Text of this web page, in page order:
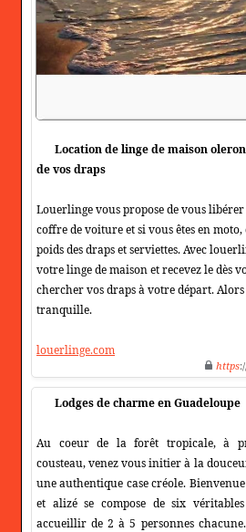
Location de linge de maison
de vos draps
Louerlinge vous propose de vous
coffre de voiture et si vous êtes en
poids des draps et serviettes. Avec
votre linge de maison et recevez le dès
chercher vos draps à votre départ.
tranquille.
louerlinge.com
https
Lodges de charme en Guadeloupe
Au coeur de la forêt tropicale, à
cousteau, venez vous initier à la
une authentique case créole.
et alizé se compose de six
accueillir de 2 à 5 personnes